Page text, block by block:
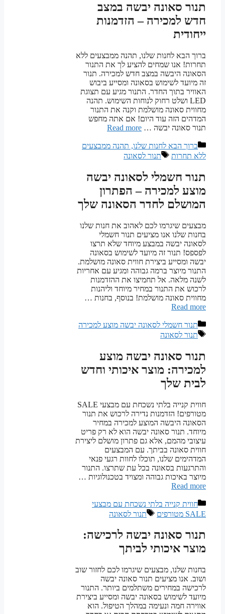
תנור סאונה יבשה במצב
חדש למכירה – הזדמנות
ייחודית
ברוך הבא לחנות שלנו, תהנה ממבצעים ללא
תחרות! אנו שמחים להציע לך את התנור
הסאונה היבשה במצב חדש למכירה. תנור
זה מיועד לשימוש בסאונה ומסייע ביבוש
האוויר בתוך החדר. התנור מגיע עם תצוגת
LED ושלט רחוק לנוחות השימוש. תהנה
מחווית סאונה מושלמת וקנה את התנור
המדהים הזה עוד היום! אם אתה מחפש
תנור סאונה יבשה … Read more
קטגוריות
ברוך הבא לחנות שלנו, תהנה ממבצעים
ללא תחרות
תגיות
תנור לסאונה
תנור חשמלי לסאונה יבשה
מוצע למכירה – הפתרון
המושלם לחדר הסאונה שלך
מבצעים שיגרמו לכם לאהוב את חנות שלנו
בחנות שלנו אנו מציעים תנור חשמלי
לסאונה יבשה במבצע מיוחד שלא תרצו
לפספס! תנור זה מיועד לשימוש בסאונה
יבשה ומסייע ביצירת חווית סאונה מושלמת.
התנור מיוצר ברמה גבוהה ומגיע עם אחריות
לשנה מלאה. אל תחמיצו את ההזדמנות
לרכוש את התנור במחיר מיוחד וליהנות
מחווית סאונה מושלמת! בנוסף, בחנות …
Read more
קטגוריות
תנור חשמלי לסאונה יבשה מוצע למכירה
תגיות
תנור לסאונה
תנור סאונה יבשה מוצע
למכירה: מוצר איכותי וחדש
לבית שלך
חווית קנייה בלתי נשכחת עם מבצעי SALE
מטורפים! הזדמנות נדירה לרכוש את תנור
הסאונה היבשה המוצע למכירה במחיר
מיוחד. תנור סאונה יבשה הוא לא רק פריט
עיצובי מהמם, אלא גם פתרון מושלם ליצירת
חווית סאונה בביתך. עם המבצעים
המדהימים שלנו, תוכלו לחוות רגעי פנאי
והתרגעות בסאונה בכל עת שתרצו. התנור
מיוצר באיכות גבוהה ומצויד בטכנולוגיות …
Read more
קטגוריות
חווית קנייה בלתי נשכחת עם מבצעי
SALE מטורפים
תגיות
תנור לסאונה
תנור סאונה יבשה לרכישה:
מוצר איכותי לביתך
בחנות שלנו, מבצעים שיגרמו לכם לחזור שוב
ושוב. אנו מציעים תנור סאונה יבשה
לרכישה במחירים משתלמים ביותר. התנור
מיועד לשימוש בסאונה יבשה ומסייע ביצירת
אווירה חמה ונעימה במהלך הטיפול. הוא